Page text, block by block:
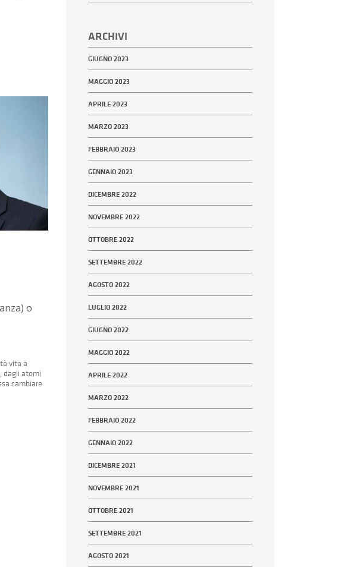
o
vita a
dagli atomi
cambiare
ARCHIVI
GIUGNO 2023
MAGGIO 2023
APRILE 2023
MARZO 2023
FEBBRAIO 2023
GENNAIO 2023
DICEMBRE 2022
NOVEMBRE 2022
OTTOBRE 2022
SETTEMBRE 2022
AGOSTO 2022
LUGLIO 2022
GIUGNO 2022
MAGGIO 2022
APRILE 2022
MARZO 2022
FEBBRAIO 2022
GENNAIO 2022
DICEMBRE 2021
NOVEMBRE 2021
OTTOBRE 2021
SETTEMBRE 2021
AGOSTO 2021